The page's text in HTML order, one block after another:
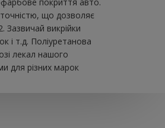
точністю, що дозволяє
викрійки
і т.д. Поліуретанова
лекал нашого
для різних марок